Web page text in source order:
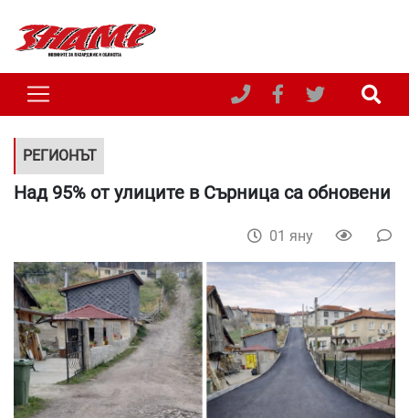
РЕГИОНЪТ
Над 95% от улиците в Сърница са обновени
01 яну